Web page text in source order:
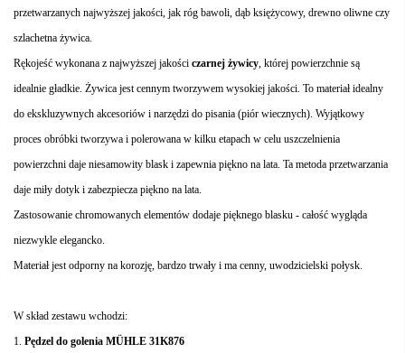
przetwarzanych najwyższej jakości, jak róg bawoli, dąb księżycowy, drewno oliwne czy
szlachetna żywica.
Rękojeść wykonana z najwyższej jakości czarnej żywicy, której powierzchnie są
idealnie gładkie. Żywica jest cennym tworzywem wysokiej jakości. To materiał idealny
do ekskluzywnych akcesoriów i narzędzi do pisania (piór wiecznych). Wyjątkowy
proces obróbki tworzywa i polerowana w kilku etapach w celu uszczelnienia
powierzchni daje niesamowity blask i zapewnia piękno na lata. Ta metoda przetwarzania
daje miły dotyk i zabezpiecza piękno na lata.
Zastosowanie chromowanych elementów dodaje pięknego blasku - całość wygląda
niezwykle elegancko.
Materiał jest odporny na korozję, bardzo trwały i ma cenny, uwodzicielski połysk.
W skład zestawu wchodzi:
1. Pędzel do golenia MÜHLE 31K876